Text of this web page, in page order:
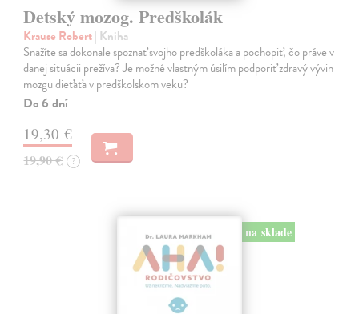
Detský mozog. Predškolák
Krause Robert| Kniha
Snažíte sa dokonale spoznať svojho predškoláka a pochopiť, čo práve v
danej situácii prežíva? Je možné vlastným úsilím podporiť zdravý vývin
mozgu dieťaťa v predškolskom veku?
Do 6 dní
19,30 €
19,90 € ?
na sklade